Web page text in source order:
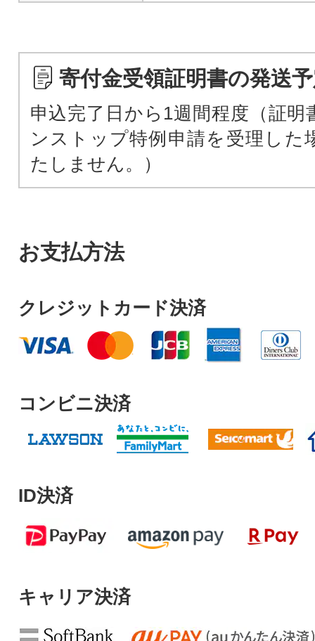
寄付金受領証明書の発送
申込完了日から1週間程度（証明
ンストップ特例申請を受理した
たしません。）
お支払方法
クレジットカード決済
コンビニ決済
ID決済
キャリア決済